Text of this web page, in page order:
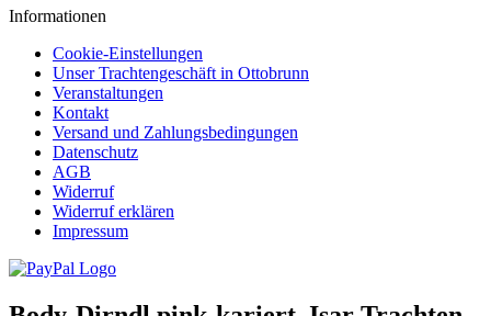
Informationen
Cookie-Einstellungen
Unser Trachtengeschäft in Ottobrunn
Veranstaltungen
Kontakt
Versand und Zahlungsbedingungen
Datenschutz
AGB
Widerruf
Widerruf erklären
Impressum